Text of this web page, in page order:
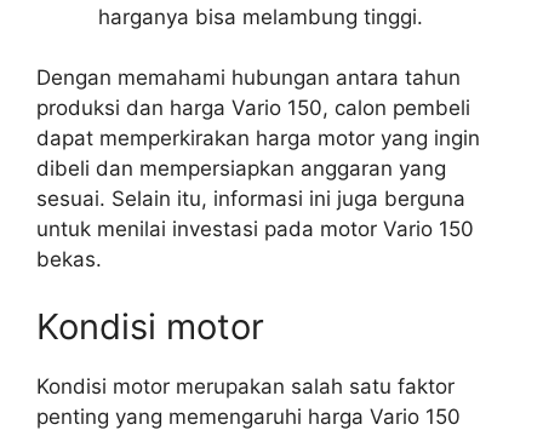
harganya bisa melambung tinggi.
Dengan memahami hubungan antara tahun
produksi dan harga Vario 150, calon pembeli
dapat memperkirakan harga motor yang ingin
dibeli dan mempersiapkan anggaran yang
sesuai. Selain itu, informasi ini juga berguna
untuk menilai investasi pada motor Vario 150
bekas.
Kondisi motor
Kondisi motor merupakan salah satu faktor
penting yang memengaruhi harga Vario 150